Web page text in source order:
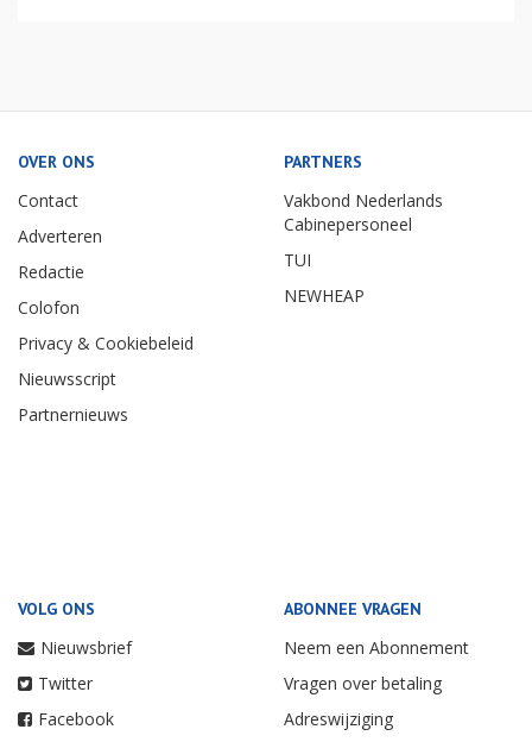
OVER ONS
Contact
Adverteren
Redactie
Colofon
Privacy & Cookiebeleid
Nieuwsscript
Partnernieuws
PARTNERS
Vakbond Nederlands
Cabinepersoneel
TUI
NEWHEAP
VOLG ONS
Nieuwsbrief
Twitter
Facebook
ABONNEE VRAGEN
Neem een Abonnement
Vragen over betaling
Adreswijziging